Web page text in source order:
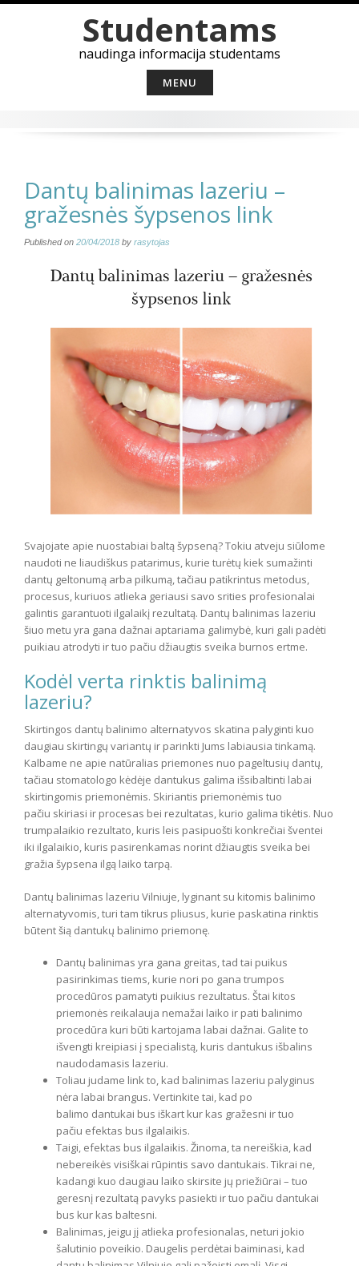
Studentams
naudinga informacija studentams
MENU
Dantų balinimas lazeriu –
gražesnės šypsenos link
Published on 20/04/2018 by rasytojas
Svajojate apie nuostabiai baltą šypseną? Tokiu atveju siūlome
naudoti ne liaudiškus patarimus, kurie turėtų kiek sumažinti
dantų geltonumą arba pilkumą, tačiau patikrintus metodus,
procesus, kuriuos atlieka geriausi savo srities profesionalai
galintis garantuoti ilgalaikį rezultatą. Dantų balinimas lazeriu
šiuo metu yra gana dažnai aptariama galimybė, kuri gali padėti
puikiau atrodyti ir tuo pačiu džiaugtis sveika burnos ertme.
Kodėl verta rinktis balinimą
lazeriu?
Skirtingos dantų balinimo alternatyvos skatina palyginti kuo
daugiau skirtingų variantų ir parinkti Jums labiausia tinkamą.
Kalbame ne apie natūralias priemones nuo pageltusių dantų,
tačiau stomatologo kėdėje dantukus galima išsibaltinti labai
skirtingomis priemonėmis. Skiriantis priemonėmis tuo
pačiu skiriasi ir procesas bei rezultatas, kurio galima tikėtis. Nuo
trumpalaikio rezultato, kuris leis pasipuošti konkrečiai šventei
iki ilgalaikio, kuris pasirenkamas norint džiaugtis sveika bei
gražia šypsena ilgą laiko tarpą.
Dantų balinimas lazeriu Vilniuje, lyginant su kitomis balinimo
alternatyvomis, turi tam tikrus pliusus, kurie paskatina rinktis
būtent šią dantukų balinimo priemonę.
Dantų balinimas yra gana greitas, tad tai puikus
pasirinkimas tiems, kurie nori po gana trumpos
procedūros pamatyti puikius rezultatus. Štai kitos
priemonės reikalauja nemažai laiko ir pati balinimo
procedūra kuri būti kartojama labai dažnai. Galite to
išvengti kreipiasi į specialistą, kuris dantukus išbalins
naudodamasis lazeriu.
Toliau judame link to, kad balinimas lazeriu palyginus
nėra labai brangus. Vertinkite tai, kad po
balimo dantukai bus iškart kur kas gražesni ir tuo
pačiu efektas bus ilgalaikis.
Taigi, efektas bus ilgalaikis. Žinoma, ta nereiškia, kad
nebereikės visiškai rūpintis savo dantukais. Tikrai ne,
kadangi kuo daugiau laiko skirsite jų priežiūrai – tuo
geresnį rezultatą pavyks pasiekti ir tuo pačiu dantukai
bus kur kas baltesni.
Balinimas, jeigu jį atlieka profesionalas, neturi jokio
šalutinio poveikio. Daugelis perdėtai baiminasi, kad